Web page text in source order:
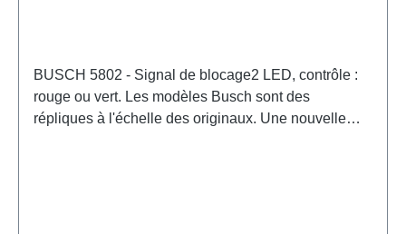
BUSCH 5802 - Signal de blocage2 LED, contrôle :
rouge ou vert. Les modèles Busch sont des
répliques à l'échelle des originaux. Une nouvelle